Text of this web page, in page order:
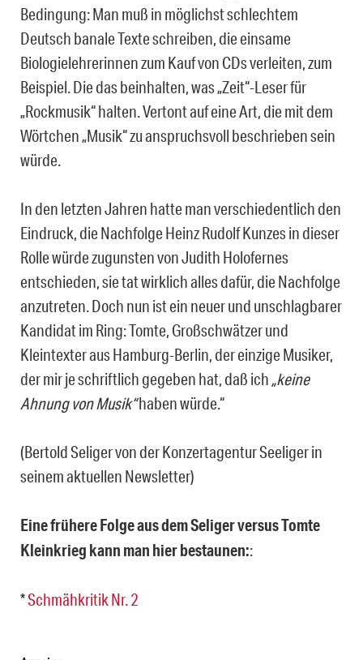
Bedingung: Man muß in möglichst schlechtem
Deutsch banale Texte schreiben, die einsame
Biologielehrerinnen zum Kauf von CDs verleiten, zum
Beispiel. Die das beinhalten, was „Zeit“-Leser für
„Rockmusik“ halten. Vertont auf eine Art, die mit dem
Wörtchen „Musik“ zu anspruchsvoll beschrieben sein
würde.
In den letzten Jahren hatte man verschiedentlich den
Eindruck, die Nachfolge Heinz Rudolf Kunzes in dieser
Rolle würde zugunsten von Judith Holofernes
entschieden, sie tat wirklich alles dafür, die Nachfolge
anzutreten. Doch nun ist ein neuer und unschlagbarer
Kandidat im Ring: Tomte, Großschwätzer und
Kleintexter aus Hamburg-Berlin, der einzige Musiker,
der mir je schriftlich gegeben hat, daß ich „keine
Ahnung von Musik“haben würde.“
(Bertold Seliger von der Konzertagentur Seeliger in
seinem aktuellen Newsletter)
Eine frühere Folge aus dem Seliger versus Tomte
Kleinkrieg kann man hier bestaunen::
*Schmähkritik Nr. 2